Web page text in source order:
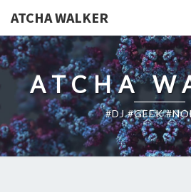
ATCHA WALKER
ATCHA
#DJ #GEEK